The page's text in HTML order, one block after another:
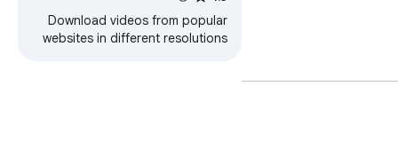
2. Third-Party
Video
Download videos from popular
websites in different resolutions